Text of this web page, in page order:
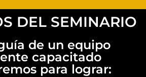
DEL SEMINARIO
de un equipo
capacitado
para lograr: